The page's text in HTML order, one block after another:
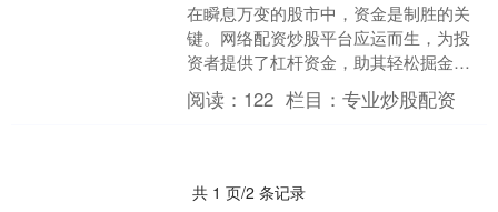
在瞬息万变的股市中，资金是制胜的关
键。网络配资炒股平台应运而生，为投
资者提供了杠杆资金，助其轻松掘金。 *
**持有合法资质：**公司必须持有证券经
营许可证或金....
阅读： 122 栏目：专业炒股配资
共 1 页/2 条记录